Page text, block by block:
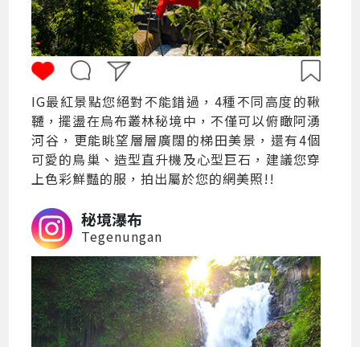
IG最紅景點您絕對不能錯過，4種不同高度的鞦
韆，擺盪在烏布叢林秘境中，不僅可以俯瞰阿湧
河谷，更能眺望層層廣闊的梯田美景，還有4個
可愛的鳥巢、造型直升機及心型巨石，建議您穿
上色彩鮮豔的服，拍出屬於您的網美照!!
秘境瀑布
Tegenungan